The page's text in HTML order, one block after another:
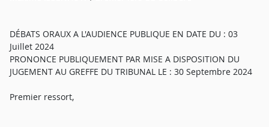
DÉBATS ORAUX A L'AUDIENCE PUBLIQUE EN DATE DU : 03
Juillet 2024
PRONONCE PUBLIQUEMENT PAR MISE A DISPOSITION DU
JUGEMENT AU GREFFE DU TRIBUNAL LE : 30 Septembre 2024
Premier ressort,